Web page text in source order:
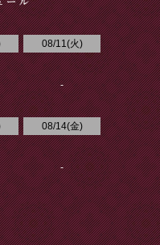
08/11(火)
-
08/14(金)
-